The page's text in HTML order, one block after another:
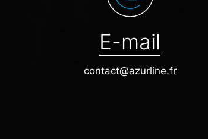
E-mail
contact@azurline.fr